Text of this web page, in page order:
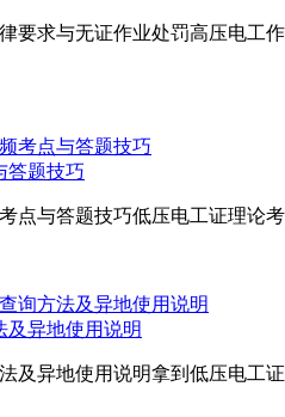
要求与无证作业处罚高压电工
答题技巧
点与答题技巧低压电工证理论
及异地使用说明
及异地使用说明拿到低压电工